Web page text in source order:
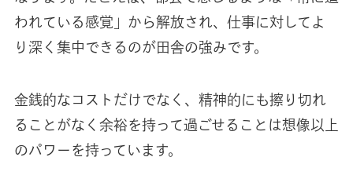
われている感覚」から解放され、仕事に対してよ
り深く集中できるのが田舎の強みです。
金銭的なコストだけでなく、精神的にも擦り切れ
ることがなく余裕を持って過ごせることは想像以上
のパワーを持っています。